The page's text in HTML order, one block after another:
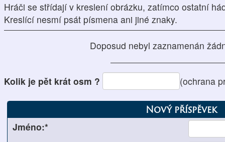
Hráči se střídají v kreslení obrázku, zatímco ostatní
Kreslící nesmí psát písmena ani jiné znaky.
Doposud nebyl zaznamenán
Kolik je pět krát osm ? (ochrana
Nový příspěvek
Jméno:*